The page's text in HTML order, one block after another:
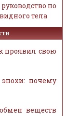
по
тела
проявил свою
эпохи: почему
веществ